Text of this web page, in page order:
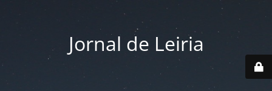
Jornal de Leiria